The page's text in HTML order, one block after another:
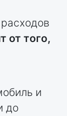
от того,
и
до